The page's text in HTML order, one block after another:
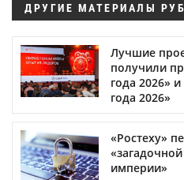
ДРУГИЕ МАТЕРИАЛЫ
Лучшие
получили
года 2026»
года 2026»
«Ростеху»
империи»